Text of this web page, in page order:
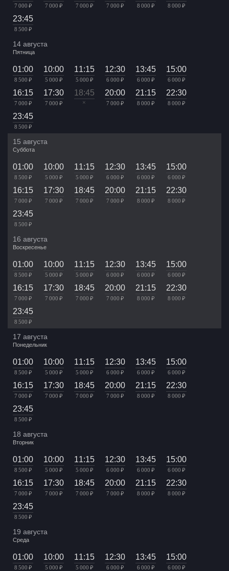
7 000 ₽ 7 000 ₽ 7 000 ₽ 7 000 ₽ 8 000 ₽ 8 000 ₽
23:45
8 500 ₽
14 августа
Пятница
01:00
8 500 ₽
10:00
5 000 ₽
11:15
5 000 ₽
12:30
6 000 ₽
13:45
6 000 ₽
15:00
6 000 ₽
16:15
7 000 ₽
17:30
7 000 ₽
18:45
×
20:00
7 000 ₽
21:15
8 000 ₽
22:30
8 000 ₽
23:45
8 500 ₽
15 августа
Суббота
01:00
8 500 ₽
10:00
5 000 ₽
11:15
5 000 ₽
12:30
6 000 ₽
13:45
6 000 ₽
15:00
6 000 ₽
16:15
7 000 ₽
17:30
7 000 ₽
18:45
7 000 ₽
20:00
7 000 ₽
21:15
8 000 ₽
22:30
8 000 ₽
23:45
8 500 ₽
16 августа
Воскресенье
01:00
8 500 ₽
10:00
5 000 ₽
11:15
5 000 ₽
12:30
6 000 ₽
13:45
6 000 ₽
15:00
6 000 ₽
16:15
7 000 ₽
17:30
7 000 ₽
18:45
7 000 ₽
20:00
7 000 ₽
21:15
8 000 ₽
22:30
8 000 ₽
23:45
8 500 ₽
17 августа
Понедельник
01:00
8 500 ₽
10:00
5 000 ₽
11:15
5 000 ₽
12:30
6 000 ₽
13:45
6 000 ₽
15:00
6 000 ₽
16:15
7 000 ₽
17:30
7 000 ₽
18:45
7 000 ₽
20:00
7 000 ₽
21:15
8 000 ₽
22:30
8 000 ₽
23:45
8 500 ₽
18 августа
Вторник
01:00
8 500 ₽
10:00
5 000 ₽
11:15
5 000 ₽
12:30
6 000 ₽
13:45
6 000 ₽
15:00
6 000 ₽
16:15
7 000 ₽
17:30
7 000 ₽
18:45
7 000 ₽
20:00
7 000 ₽
21:15
8 000 ₽
22:30
8 000 ₽
23:45
8 500 ₽
19 августа
Среда
01:00
8 500 ₽
10:00
5 000 ₽
11:15
5 000 ₽
12:30
6 000 ₽
13:45
6 000 ₽
15:00
6 000 ₽